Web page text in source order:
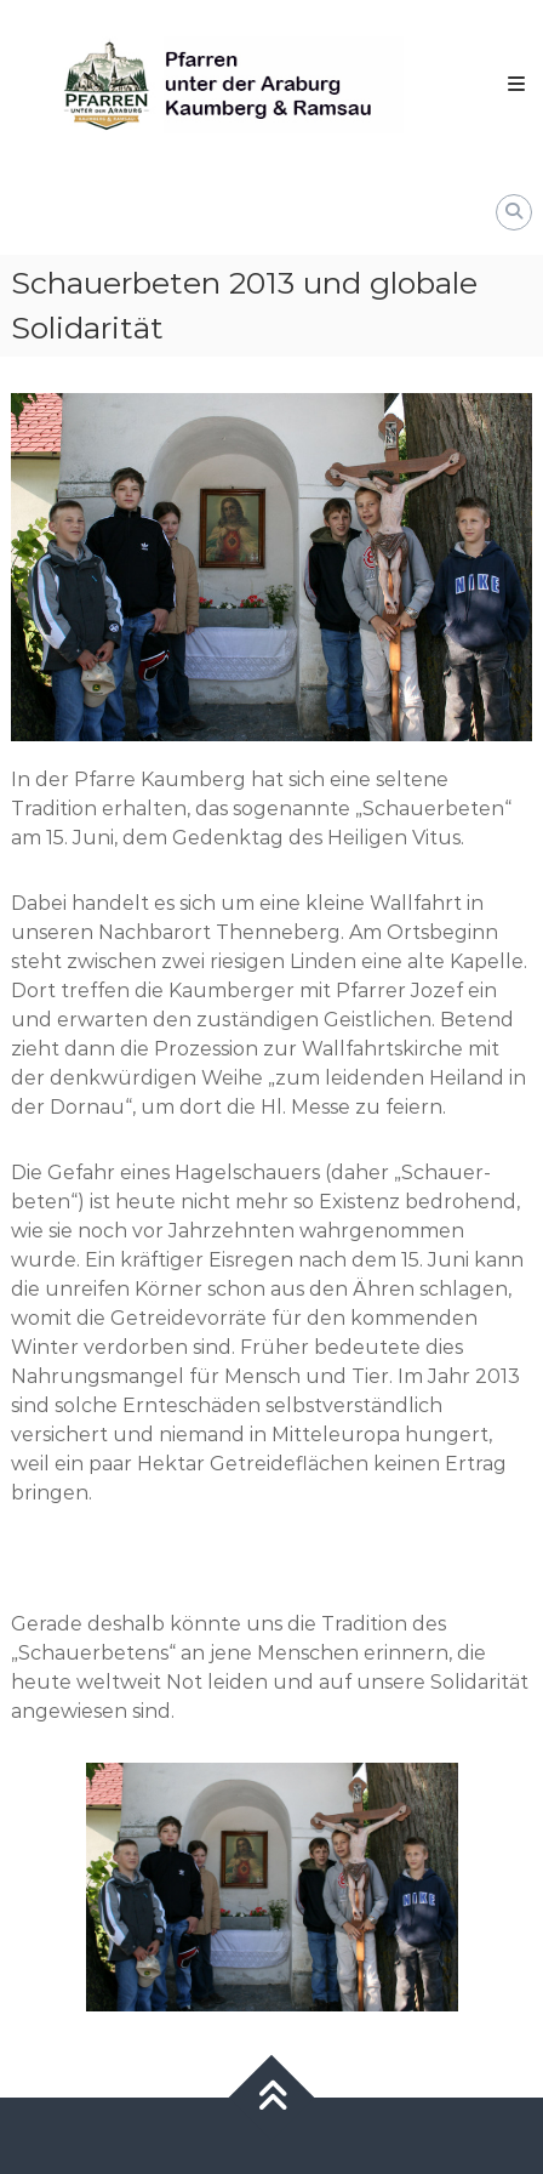
content
unter
derAraburg
Kaumberg
Schauerbeten 2013 und globale
Solidarität
In der Pfarre Kaumberg hat sich eine seltene
Tradition erhalten, das sogenannte „Schauerbeten“
am 15. Juni, dem Gedenktag des Heiligen Vitus.
Dabei handelt es sich um eine kleine Wallfahrt in
unseren Nachbarort Thenneberg. Am Ortsbeginn
steht zwischen zwei riesigen Linden eine alte Kapelle.
Dort treffen die Kaumberger mit Pfarrer Jozef ein
und erwarten den zuständigen Geistlichen. Betend
zieht dann die Prozession zur Wallfahrtskirche mit
der denkwürdigen Weihe „zum leidenden Heiland in
der Dornau“, um dort die Hl. Messe zu feiern.
Die Gefahr eines Hagelschauers (daher „Schauer-
beten“) ist heute nicht mehr so Existenz bedrohend,
wie sie noch vor Jahrzehnten wahrgenommen
wurde. Ein kräftiger Eisregen nach dem 15. Juni kann
die unreifen Körner schon aus den Ähren schlagen,
womit die Getreidevorräte für den kommenden
Winter verdorben sind. Früher bedeutete dies
Nahrungsmangel für Mensch und Tier. Im Jahr 2013
sind solche Ernteschäden selbstverständlich
versichert und niemand in Mitteleuropa hungert,
weil ein paar Hektar Getreideflächen keinen Ertrag
bringen.
Gerade deshalb könnte uns die Tradition des
„Schauerbetens“ an jene Menschen erinnern, die
heute weltweit Not leiden und auf unsere Solidarität
angewiesen sind.